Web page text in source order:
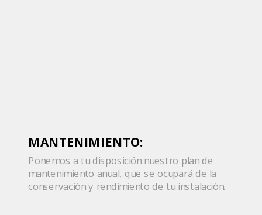
MANTENIMIENTO:
Ponemos a tu disposición nuestro plan de
mantenimiento anual, que se ocupará de la
conservación y rendimiento de tu instalación.